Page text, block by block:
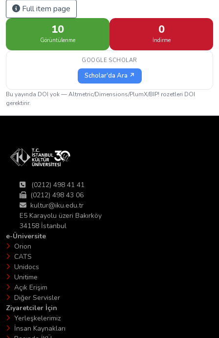
Full item page
10
Görüntülenme
0
İndirme
GOOGLE SCHOLAR
Scholar'da Ara ↗
Bu yayında DOI yok — Altmetric/Dimensions/PlumX/BIP! rozetleri DOI
gerektirir.
(0212) 498 41 41
(0212) 498 43 06
kultur@iku.edu.tr
E5 Karayolu üzeri Bakırköy
34158 İstanbul
e-Üniversite
Orion
CATS
Unidocs
Unitime
Açık Erişim
Diğer Servisler
Ziyaretciler İçin
Yerleşkelerimiz
İnsan Kaynakları